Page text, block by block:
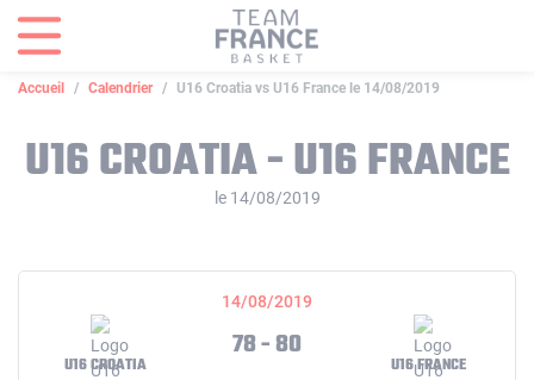
Accueil Calendrier U16 Croatia vs U16 France le 14/08/2019
U16 CROATIA - U16 FRANCE
le 14/08/2019
14/08/2019
U16 CROATIA
78 - 80
U16 FRANCE
Panneau de gestion des cookies